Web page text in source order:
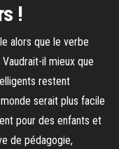
!
alors que le verbe
il mieux que
restent
serait plus facile
pour des enfants et
de pédagogie,